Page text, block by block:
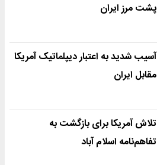
پشت مرز ایران
آسیب شدید به اعتبار دیپلماتیک آمریکا
مقابل ایران
تلاش آمریکا برای بازگشت به
تفاهم‌نامه اسلام آباد